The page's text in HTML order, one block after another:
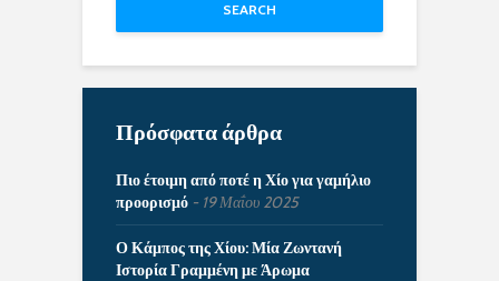
SEARCH
Πρόσφατα άρθρα
Πιο έτοιμη από ποτέ η Χίο για γαμήλιο
προορισμό
19 Μαΐου 2025
Ο Κάμπος της Χίου: Μία Ζωντανή
Ιστορία Γραμμένη με Άρωμα